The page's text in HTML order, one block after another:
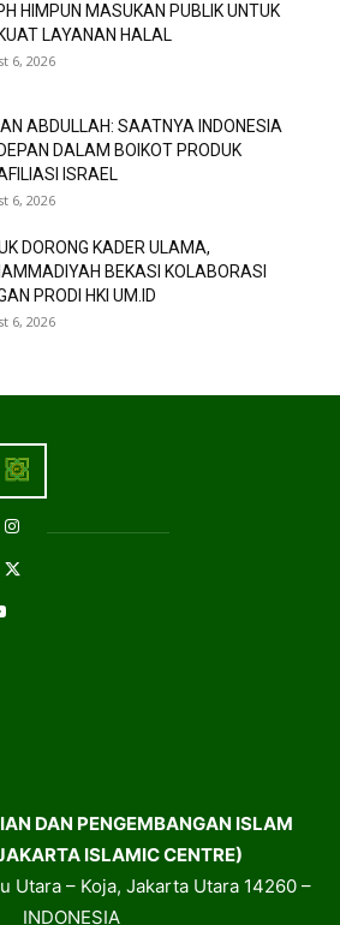
HIMPUN MASUKAN PUBLIK UNTUK
LAYANAN HALAL
6, 2026
ABDULLAH: SAATNYA INDONESIA
DALAM BOIKOT PRODUK
ISRAEL
6, 2026
DORONG KADER ULAMA,
BEKASI KOLABORASI
PRODI HKI UM.ID
6, 2026
DAN PENGEMBANGAN ISLAM
ISLAMIC CENTRE)
Utara – Koja, Jakarta Utara 14260 –
INDONESIA